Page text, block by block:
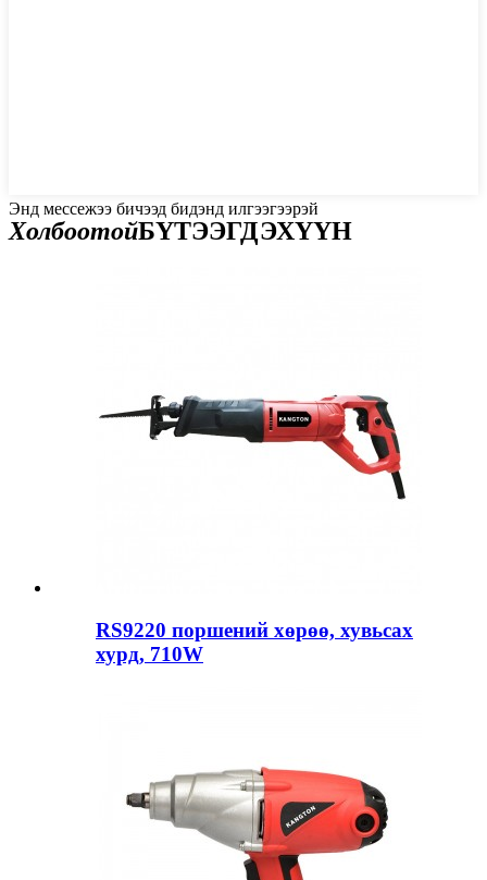
Энд мессежээ бичээд бидэнд илгээгээрэй
ХолбоотойБҮТЭЭГДЭХҮҮН
RS9220 поршений хөрөө, хувьсах
хурд, 710W